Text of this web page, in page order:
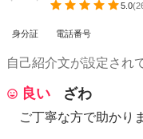
5.0(
身分証 電話番号
自己紹介文が設定され
良い ざわ
ご丁寧な方で助かり